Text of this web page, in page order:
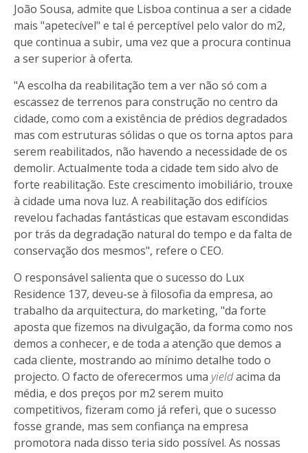
João Sousa, admite que Lisboa continua a ser a cidade
mais "apetecível" e tal é perceptível pelo valor do m2,
que continua a subir, uma vez que a procura continua
a ser superior à oferta.
"A escolha da reabilitação tem a ver não só com a
escassez de terrenos para construção no centro da
cidade, como com a existência de prédios degradados
mas com estruturas sólidas o que os torna aptos para
serem reabilitados, não havendo a necessidade de os
demolir. Actualmente toda a cidade tem sido alvo de
forte reabilitação. Este crescimento imobiliário, trouxe
à cidade uma nova luz. A reabilitação dos edifícios
revelou fachadas fantásticas que estavam escondidas
por trás da degradação natural do tempo e da falta de
conservação dos mesmos", refere o CEO.
O responsável salienta que o sucesso do Lux
Residence 137, deveu-se à filosofia da empresa, ao
trabalho da arquitectura, do marketing, "da forte
aposta que fizemos na divulgação, da forma como nos
demos a conhecer, e de toda a atenção que demos a
cada cliente, mostrando ao mínimo detalhe todo o
projecto. O facto de oferecermos uma yieldacima da
média, e dos preços por m2 serem muito
competitivos, fizeram como já referi, que o sucesso
fosse grande, mas sem confiança na empresa
promotora nada disso teria sido possível. As nossas